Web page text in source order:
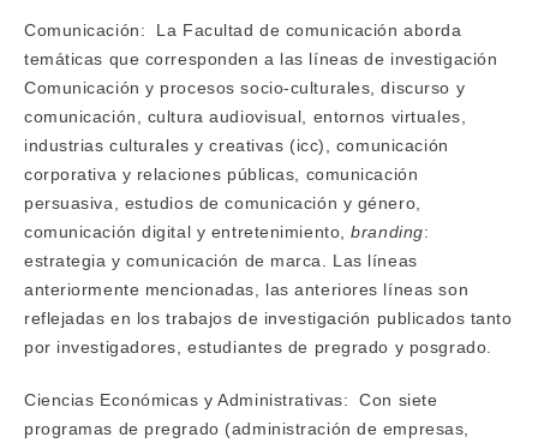
Comunicación: La Facultad de comunicación aborda
temáticas que corresponden a las líneas de investigación
Comunicación y procesos socio-culturales, discurso y
comunicación, cultura audiovisual, entornos virtuales,
industrias culturales y creativas (icc), comunicación
corporativa y relaciones públicas, comunicación
persuasiva, estudios de comunicación y género,
comunicación digital y entretenimiento,branding:
estrategia y comunicación de marca. Las líneas
anteriormente mencionadas, las anteriores líneas son
reflejadas en los trabajos de investigación publicados tanto
por investigadores, estudiantes de pregrado y posgrado.
Ciencias Económicas y Administrativas: Con siete
programas de pregrado (administración de empresas,